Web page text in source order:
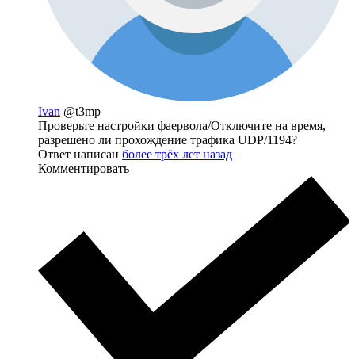
Ivan @t3mp
Проверьте настройки фаервола/Отключите на время,
разрешено ли прохождение трафика UDP/1194?
Ответ написан более трёх лет назад
Комментировать